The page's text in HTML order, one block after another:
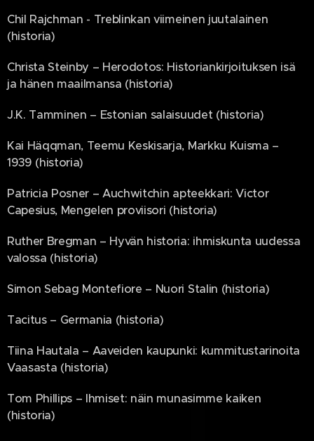
Chil Rajchman - Treblinkan viimeinen juutalainen
(historia)
Christa Steinby – Herodotos: Historiankirjoituksen isä
ja hänen maailmansa (historia)
J.K. Tamminen – Estonian salaisuudet (historia)
Kai Häqqman, Teemu Keskisarja, Markku Kuisma –
1939 (historia)
Patricia Posner – Auchwitchin apteekkari: Victor
Capesius, Mengelen proviisori (historia)
Ruther Bregman – Hyvän historia: ihmiskunta uudessa
valossa (historia)
Simon Sebag Montefiore – Nuori Stalin (historia)
Tacitus – Germania (historia)
Tiina Hautala – Aaveiden kaupunki: kummitustarinoita
Vaasasta (historia)
Tom Phillips – Ihmiset: näin munasimme kaiken
(historia)